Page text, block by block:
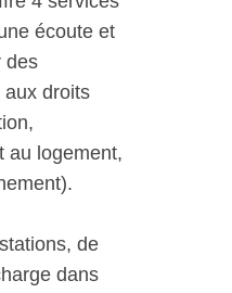
écoute et
des
aux droits
au logement,
de
dans